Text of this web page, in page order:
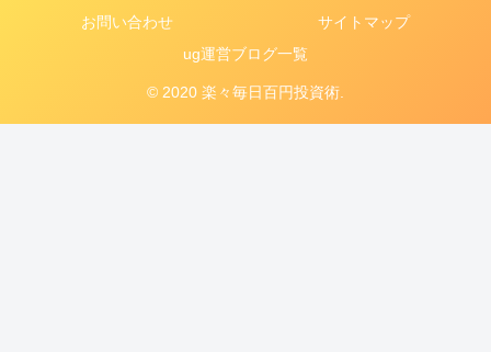
お問い合わせ
サイトマップ
ug運営ブログ一覧
© 2020 楽々毎日百円投資術.